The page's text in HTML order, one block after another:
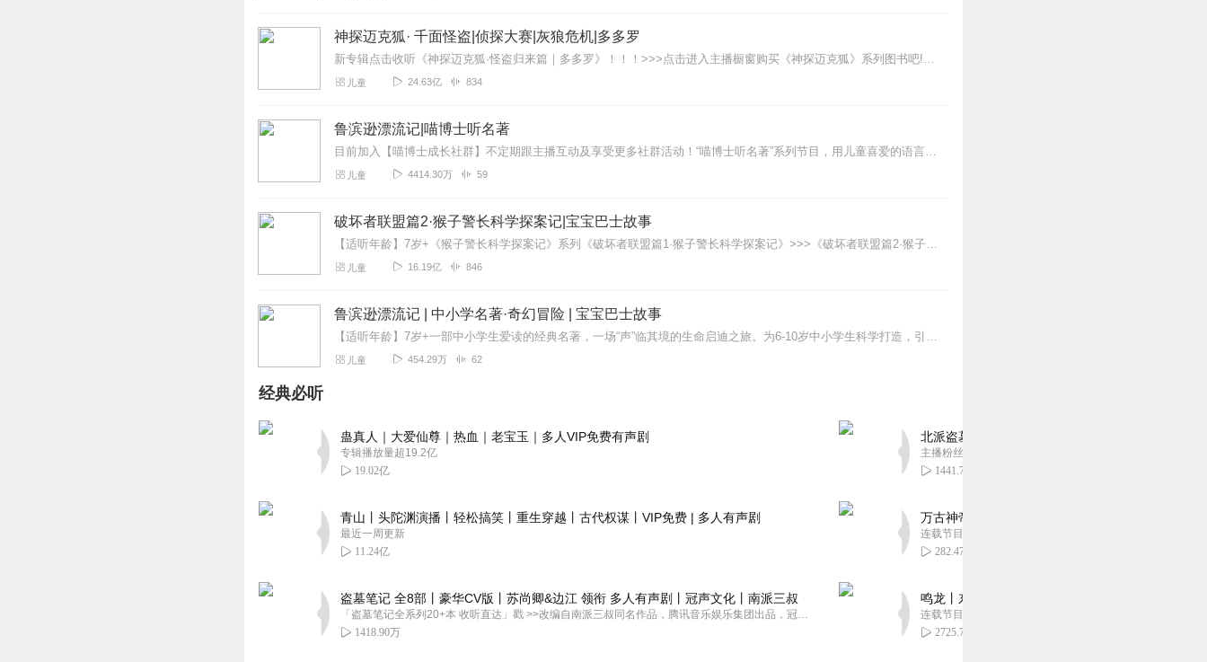
神探迈克狐· 千面怪盗|侦探大赛|灰狼危机|多多罗
新专辑点击收听《神探迈克狐·怪盗归来篇｜多多罗》！！！>>>点击进入主播橱窗购买《神探迈克狐》系列图书吧!<<<多多罗故事【点击前往】收听多多罗其他好玩有趣的故...
儿童 24.63亿 834
鲁滨逊漂流记|喵博士听名著
目前加入【喵博士成长社群】不定期跟主播互动及享受更多社群活动！“喵博士听名著”系列节目，用儿童喜爱的语言来讲诉经典名著故事，孩子一听就着迷，爱上一本又一本名著。...
儿童 4414.30万 59
破坏者联盟篇2·猴子警长科学探案记|宝宝巴士故事
【适听年龄】7岁+《猴子警长科学探案记》系列《破坏者联盟篇1·猴子警长科学探案记》>>>《破坏者联盟篇2·猴子警长科学探案记》>>>《破坏者联盟篇3·猴子警长科...
儿童 16.19亿 846
鲁滨逊漂流记 | 中小学名著·奇幻冒险 | 宝宝巴士故事
【适听年龄】7岁+一部中小学生爱读的经典名著，一场“声”临其境的生命启迪之旅。为6-10岁中小学生科学打造，引导孩子积极成长的经典冒险故事。这是一场惊心动魄的荒...
儿童 454.29万 62
经典必听
蛊真人｜大爱仙尊｜热血｜老宝玉｜多人VIP免费有声剧
专辑播放量超19.2亿
19.02亿
青山丨头陀渊演播丨轻松搞笑丨重生穿越丨古代权谋丨VIP免费 | 多人有声剧
最近一周更新
11.24亿
盗墓笔记 全8部丨豪华CV版丨苏尚卿&边江 领衔 多人有声剧丨冠声文化丨南派三叔
「盗墓笔记全系列20+本 收听直达」戳 >>改编自南派三叔同名作品，腾讯音乐娱乐集团出品，冠声文化制作，...
1418.90万
北派盗墓笔记丨头陀渊出品丨悬疑灵异丨摸金校尉
主播粉丝1659万
1441.71万
万古神帝丨玄幻丨热血丨紫襟团队演播丨多人有声
连载节目超二百集
282.47万
鸣龙丨东方玄幻丨紫襟团队丨轻松搞笑丨多人有声
连载节目超五百集
2725.74万